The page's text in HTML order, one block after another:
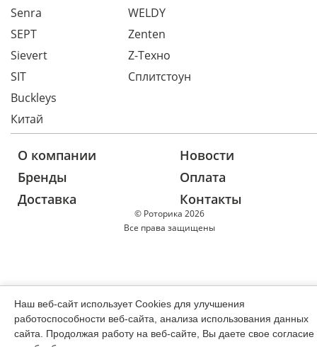
Senra
SEPT
Sievert
SIT
WELDY
Zenten
Z-Техно
Сплитстоун
Buckleys
Китай
© Роторика 2026
Все права защищены
О компании
Новости
Бренды
Оплата
Доставка
Контакты
Наш веб-сайт использует Cookies для улучшения
работоспособности веб-сайта, анализа использования данных
сайта. Продолжая работу на веб-сайте, Вы даете свое согласие